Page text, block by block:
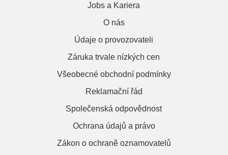
Jobs a Kariera
O nás
Údaje o provozovateli
Záruka trvale nízkých cen
Všeobecné obchodní podmínky
Reklamační řád
Společenská odpovědnost
Ochrana údajů a právo
Zákon o ochraně oznamovatelů